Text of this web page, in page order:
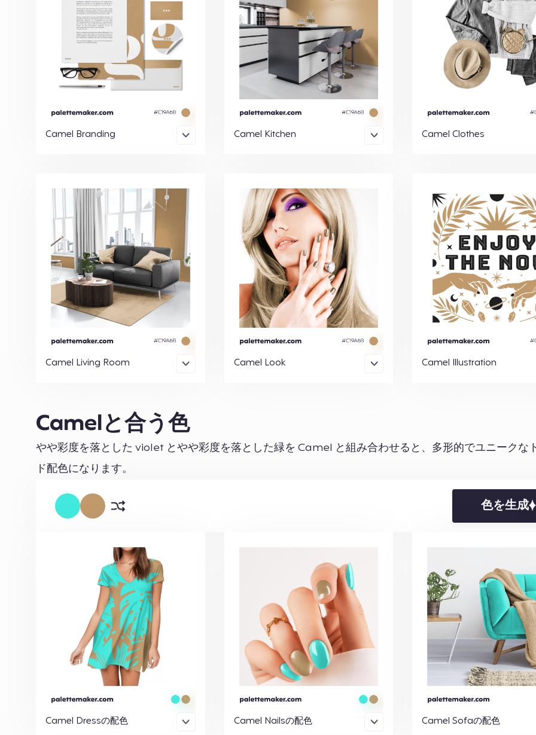
Camel Branding Camel Kitchen Camel Clothes
Camel Living Room Camel Look Camel Illustration
Camelと合う色
やや彩度を落とした violet とやや彩度を落とした緑を Camel と組み合わせると、多形的でユニークな
ド配色になります。
色を生成
Camel Dressの配色 Camel Nailsの配色 Camel Sofaの配色